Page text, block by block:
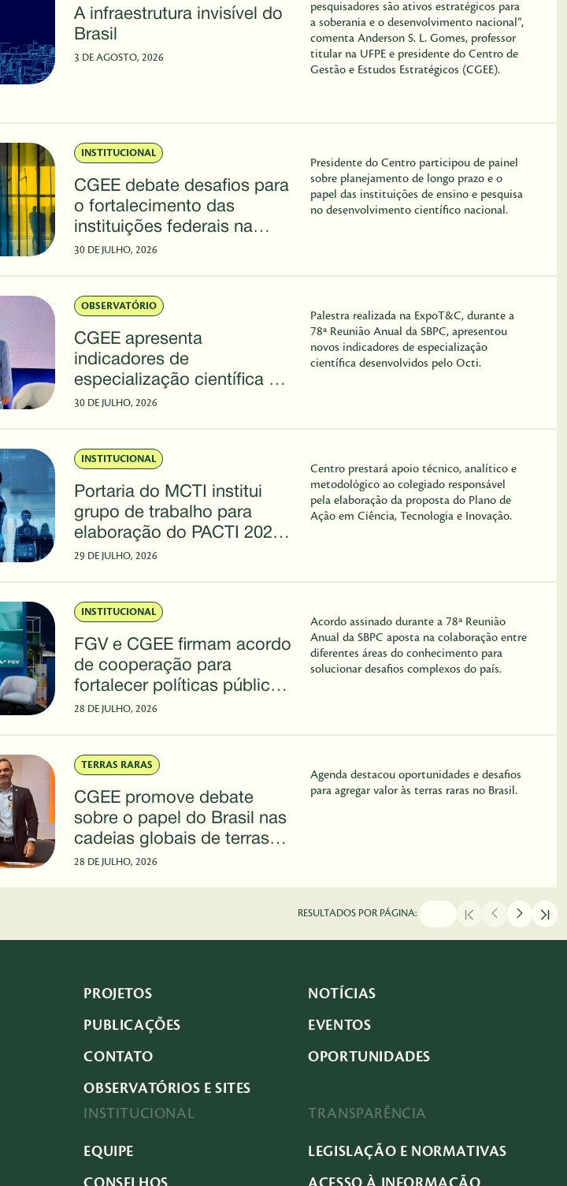
A infraestrutura invisível do
Brasil
3 DE AGOSTO, 2026
pesquisadores são ativos estratégicos para
a soberania e o desenvolvimento nacional”,
comenta Anderson S. L. Gomes, professor
titular na UFPE e presidente do Centro de
Gestão e Estudos Estratégicos (CGEE).
INSTITUCIONAL
CGEE debate desafios para
o fortalecimento das
instituições federais na
SBPC
30 DE JULHO, 2026
Presidente do Centro participou de painel
sobre planejamento de longo prazo e o
papel das instituições de ensino e pesquisa
no desenvolvimento científico nacional.
OBSERVATÓRIO
CGEE apresenta
indicadores de
especialização científica do
Brasil durante a
30 DE JULHO, 2026
Palestra realizada na ExpoT&C, durante a
78ª Reunião Anual da SBPC, apresentou
novos indicadores de especialização
científica desenvolvidos pelo Octi.
INSTITUCIONAL
Portaria do MCTI institui
grupo de trabalho para
elaboração do PACTI 2027–
2031 com participação do
29 DE JULHO, 2026
Centro prestará apoio técnico, analítico e
metodológico ao colegiado responsável
pela elaboração da proposta do Plano de
Ação em Ciência, Tecnologia e Inovação.
INSTITUCIONAL
FGV e CGEE firmam acordo
de cooperação para
fortalecer políticas públicas
baseadas em evidências
28 DE JULHO, 2026
Acordo assinado durante a 78ª Reunião
Anual da SBPC aposta na colaboração entre
diferentes áreas do conhecimento para
solucionar desafios complexos do país.
TERRAS RARAS
CGEE promove debate
sobre o papel do Brasil nas
cadeias globais de terras
raras durante a SBPC 2026
28 DE JULHO, 2026
Agenda destacou oportunidades e desafios
para agregar valor às terras raras no Brasil.
RESULTADOS POR PÁGINA:
PROJETOS
NOTÍCIAS
PUBLICAÇÕES
EVENTOS
CONTATO
OPORTUNIDADES
OBSERVATÓRIOS E SITES
INSTITUCIONAL
EQUIPE
CONSELHOS
TRANSPARÊNCIA
LEGISLAÇÃO E NORMATIVAS
ACESSO À INFORMAÇÃO